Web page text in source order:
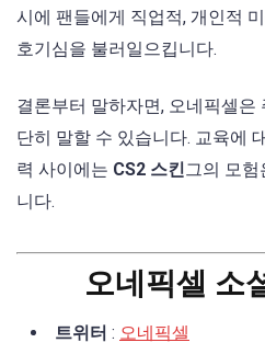
시에 팬들에게 직업적, 개인적
호기심을 불러일으킵니다.
결론부터 말하자면, 오네픽셀
단히 말할 수 있습니다. 교육에
력 사이에는 CS2 스킨그의 모험
니다.
오네픽셀 소
트위터 : 오네픽셀